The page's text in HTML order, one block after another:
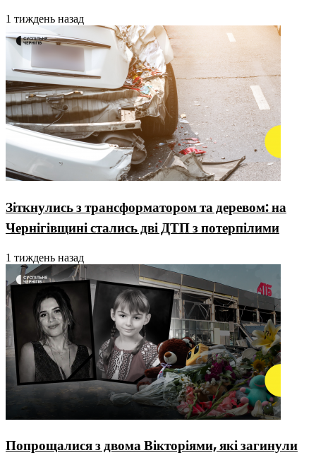
1 тиждень назад
Зіткнулись з трансформатором та деревом: на
Чернігівщині стались дві ДТП з потерпілими
1 тиждень назад
Попрощалися з двома Вікторіями, які загинули